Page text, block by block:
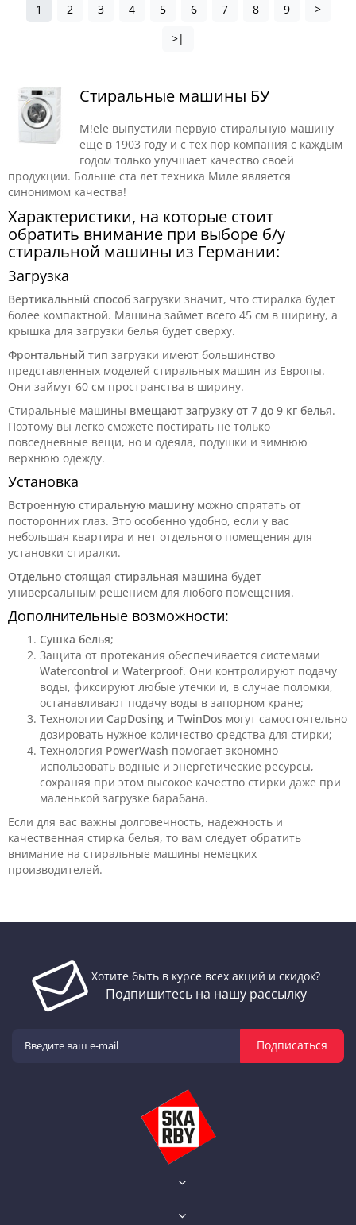
1 2 3 4 5 6 7 8 9
>
>|
Стиральные машины БУ
M!ele выпустили первую стиральную машину
еще в 1903 году и с тех пор компания с каждым
годом только улучшает качество своей
продукции. Больше ста лет техника Миле является
синонимом качества!
Характеристики, на которые стоит
обратить внимание при выборе б/у
стиральной машины из Германии:
Загрузка
Вертикальный способ загрузки значит, что стиралка будет
более компактной. Машина займет всего 45 см в ширину, а
крышка для загрузки белья будет сверху.
Фронтальный тип загрузки имеют большинство
представленных моделей стиральных машин из Европы.
Они займут 60 см пространства в ширину.
Стиральные машины вмещают загрузку от 7 до 9 кг белья.
Поэтому вы легко сможете постирать не только
повседневные вещи, но и одеяла, подушки и зимнюю
верхнюю одежду.
Установка
Встроенную стиральную машину можно спрятать от
посторонних глаз. Это особенно удобно, если у вас
небольшая квартира и нет отдельного помещения для
установки стиралки.
Отдельно стоящая стиральная машина будет
универсальным решением для любого помещения.
Дополнительные возможности:
Сушка белья;
Защита от протекания обеспечивается системами
Watercontrol и Waterproof. Они контролируют подачу
воды, фиксируют любые утечки и, в случае поломки,
останавливают подачу воды в запорном кране;
Технологии CapDosing и TwinDos могут самостоятельно
дозировать нужное количество средства для стирки;
Технология PowerWash помогает экономно
использовать водные и энергетические ресурсы,
сохраняя при этом высокое качество стирки даже при
маленькой загрузке барабана.
Если для вас важны долговечность, надежность и
качественная стирка белья, то вам следует обратить
внимание на стиральные машины немецких
производителей.
Хотите быть в курсе всех акций и скидок?
Подпишитесь на нашу рассылку
Подписаться